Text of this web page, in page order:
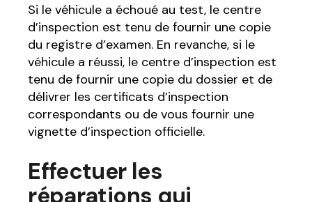
Si le véhicule a échoué au test, le centre
d’inspection est tenu de fournir une copie
du registre d’examen. En revanche, si le
véhicule a réussi, le centre d’inspection est
tenu de fournir une copie du dossier et de
délivrer les certificats d’inspection
correspondants ou de vous fournir une
vignette d’inspection officielle.
Effectuer les
réparations qui